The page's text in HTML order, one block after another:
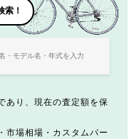
索！
あり、現在の査定額を保
市場相場・カスタムパー